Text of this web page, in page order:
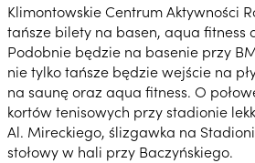
Klimontowskie Centrum Aktywności
tańsze bilety na basen, aqua fitness
Podobnie będzie na basenie przy
nie tylko tańsze będzie wejście na
na saunę oraz aqua fitness. O
kortów tenisowych przy stadionie
Al. Mireckiego, ślizgawka na
stołowy w hali przy Baczyńskiego.